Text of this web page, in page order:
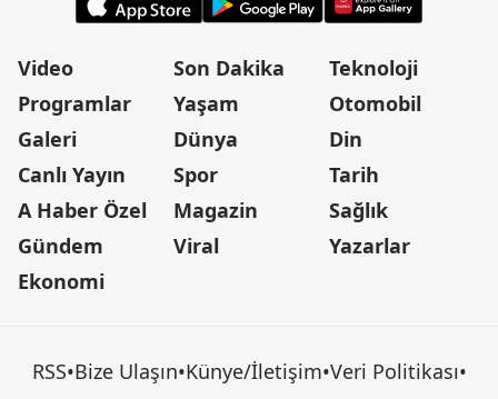
Video
Programlar
Galeri
Canlı Yayın
A Haber Özel
Gündem
Ekonomi
Son Dakika
Yaşam
Dünya
Spor
Magazin
Viral
Teknoloji
Otomobil
Din
Tarih
Sağlık
Yazarlar
RSS•Bize Ulaşın•Künye/İletişim•Veri Politikası•